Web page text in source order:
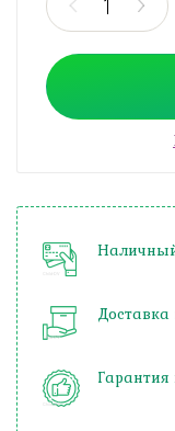
Доставка
Гарантия